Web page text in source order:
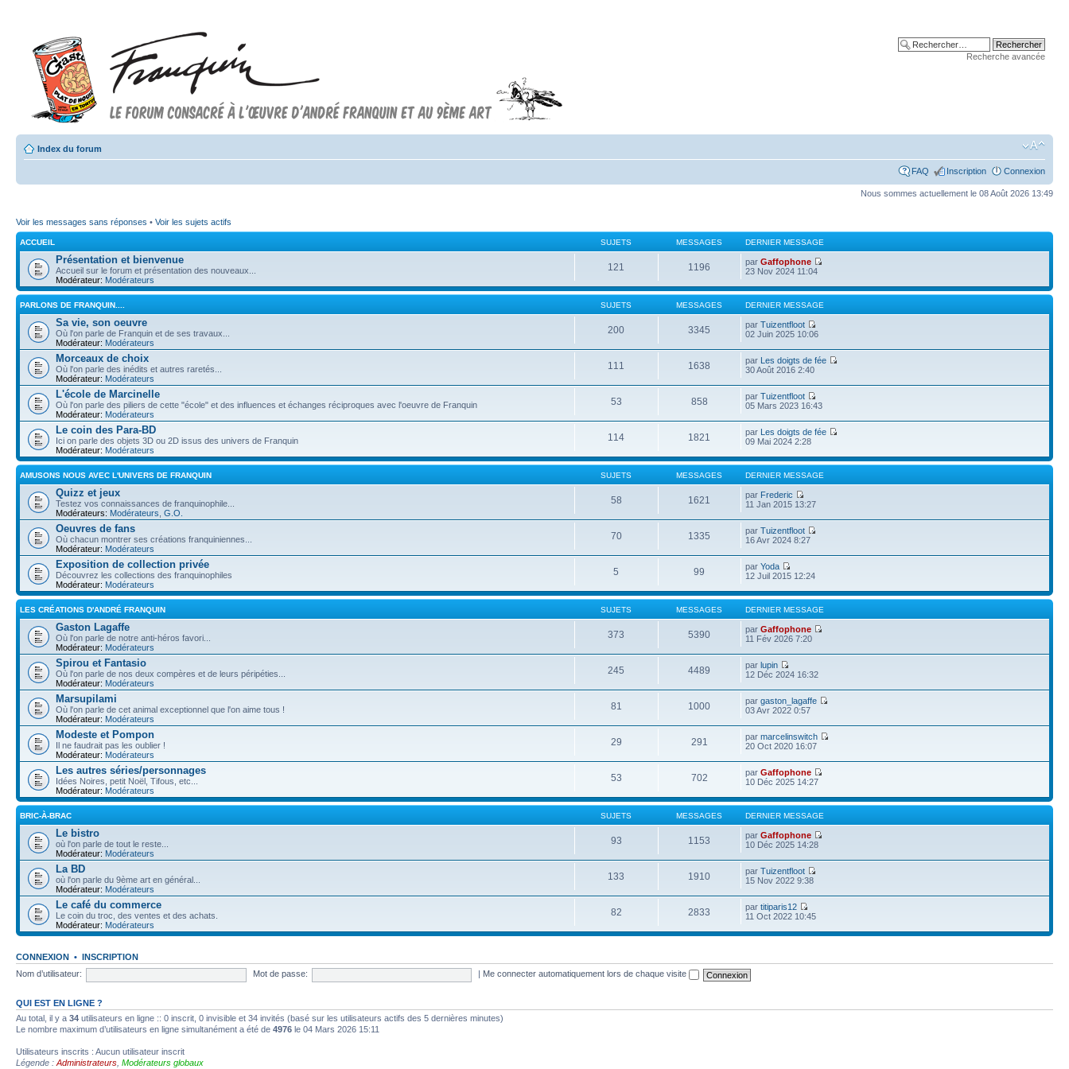
Recherche avancée
Index du forum
FAQ Inscription Connexion
Nous sommes actuellement le 08 Août 2026 13:49
Voir les messages sans réponses • Voir les sujets actifs
ACCUEIL SUJETS MESSAGES DERNIER MESSAGE
Présentation et bienvenue
Accueil sur le forum et présentation des nouveaux...
Modérateur: Modérateurs
121 1196 parGaffophone
23 Nov 2024 11:04
PARLONS DE FRANQUIN.... SUJETS MESSAGES DERNIER MESSAGE
Sa vie, son oeuvre
Où l'on parle de Franquin et de ses travaux...
Modérateur: Modérateurs
200 3345 parTuizentfloot
02 Juin 2025 10:06
Morceaux de choix
Où l'on parle des inédits et autres raretés...
Modérateur: Modérateurs
111 1638 par Les doigts de fée
30 Août 2016 2:40
L'école de Marcinelle
Où l'on parle des piliers de cette "école" et des influences et échanges réciproques avec l'oeuvre de Franquin
Modérateur: Modérateurs
53 858 parTuizentfloot
05 Mars 2023 16:43
Le coin des Para-BD
Ici on parle des objets 3D ou 2D issus des univers de Franquin
Modérateur: Modérateurs
114 1821 par Les doigts de fée
09 Mai 2024 2:28
AMUSONS NOUS AVEC L'UNIVERS DE FRANQUIN SUJETS MESSAGES DERNIER MESSAGE
Quizz et jeux
Testez vos connaissances de franquinophile...
Modérateurs: Modérateurs G.O.
58 1621 par Frederic
11 Jan 2015 13:27
Oeuvres de fans
Où chacun montrer ses créations franquiniennes...
Modérateur: Modérateurs
70 1335 parTuizentfloot
16 Avr 2024 8:27
Exposition de collection privée
Découvrez les collections des franquinophiles
Modérateur: Modérateurs
5 99 parYoda
12 Juil 2015 12:24
LES CRÉATIONS D'ANDRÉ FRANQUIN SUJETS MESSAGES DERNIER MESSAGE
Gaston Lagaffe
Où l'on parle de notre anti-héros favori...
Modérateur: Modérateurs
373 5390 parGaffophone
11 Fév 2026 7:20
Spirou et Fantasio
Où l'on parle de nos deux compères et de leurs péripéties...
Modérateur: Modérateurs
245 4489 parlupin
12 Déc 2024 16:32
Marsupilami
Où l'on parle de cet animal exceptionnel que l'on aime tous !
Modérateur: Modérateurs
81 1000 pargaston_lagaffe
03 Avr 2022 0:57
Modeste et Pompon
Il ne faudrait pas les oublier !
Modérateur: Modérateurs
29 291 parmarcelinswitch
20 Oct 2020 16:07
Les autres séries/personnages
Idées Noires, petit Noël, Tifous, etc...
Modérateur: Modérateurs
53 702 parGaffophone
10 Déc 2025 14:27
BRIC-À-BRAC SUJETS MESSAGES DERNIER MESSAGE
Le bistro
où l'on parle de tout le reste...
Modérateur: Modérateurs
93 1153 parGaffophone
10 Déc 2025 14:28
La BD
où l'on parle du 9ème art en général...
Modérateur: Modérateurs
133 1910 parTuizentfloot
15 Nov 2022 9:38
Le café du commerce
Le coin du troc, des ventes et des achats.
Modérateur: Modérateurs
82 2833 partitiparis12
11 Oct 2022 10:45
CONNEXION • INSCRIPTION
Nom d’utilisateur:
Mot de passe: Me connecter automatiquement lors de chaque visite
QUI EST EN LIGNE ?
Au total, il y a 34 utilisateurs en ligne :: 0 inscrit, 0 invisible et 34 invités (basé sur les utilisateurs actifs des 5 dernières minutes)
Le nombre maximum d’utilisateurs en ligne simultanément a été de 4976 le 04 Mars 2026 15:11
Utilisateurs inscrits : Aucun utilisateur inscrit
Légende : Administrateurs Modérateurs globaux